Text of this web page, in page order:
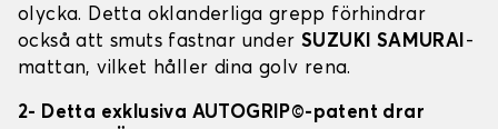
olycka. Detta oklanderliga grepp förhindrar
också att smuts fastnar under SUZUKI SAMURAI-
mattan, vilket håller dina golv rena.
2- Detta exklusiva AUTOGRIP©-patent drar